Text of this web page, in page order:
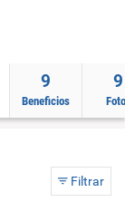
9
Beneficios
9
Filtrar